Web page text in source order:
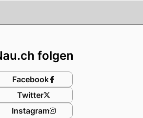
folgen
Facebook
Twitter
Instagram